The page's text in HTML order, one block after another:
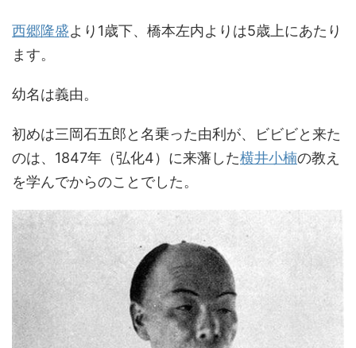
西郷隆盛より1歳下、橋本左内よりは5歳上にあたり
ます。
幼名は義由。
初めは三岡石五郎と名乗った由利が、ビビビと来た
のは、1847年（弘化4）に来藩した横井小楠の教え
を学んでからのことでした。